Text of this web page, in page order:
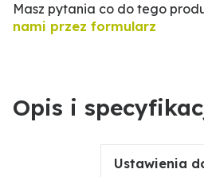
Masz pytania co do tego
nami przez formularz
Opis i
Ustawienia